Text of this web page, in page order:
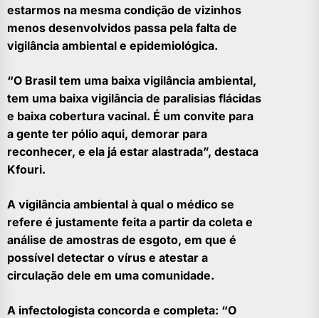
estarmos na mesma condição de vizinhos
menos desenvolvidos passa pela falta de
vigilância ambiental e epidemiológica.
“O Brasil tem uma baixa vigilância ambiental,
tem uma baixa vigilância de paralisias flácidas
e baixa cobertura vacinal. É um convite para
a gente ter pólio aqui, demorar para
reconhecer, e ela já estar alastrada”, destaca
Kfouri.
A vigilância ambiental à qual o médico se
refere é justamente feita a partir da coleta e
análise de amostras de esgoto, em que é
possível detectar o vírus e atestar a
circulação dele em uma comunidade.
A infectologista concorda e completa: “O